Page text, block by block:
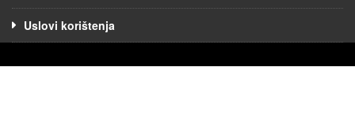
Uslovi korištenja